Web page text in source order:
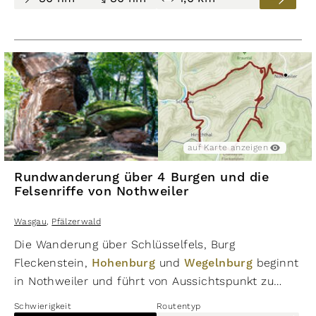
etwas schwieriger. Sie sollten mit Vorsicht
eine Länge von knapp 11,3 km mit 447
Höhenmetern im Auf- und Abstieg.
auf Karte anzeigen
Rundwanderung über 4 Burgen und die
Felsenriffe von Nothweiler
Wasgau Pfälzerwald
Die Wanderung über Schlüsselfels, Burg
Fleckenstein, Hohenburg undWegelnburg beginnt
in Nothweiler und führt von Aussichtspunkt zu
Schwierigkeit Routentyp